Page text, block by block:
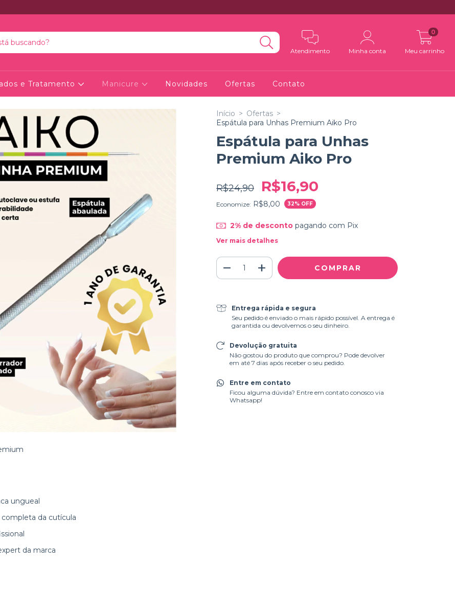
Atendimento Minha conta Meu carrinho
0
e Tratamento Manicure Novidades Ofertas Contato
ungueal
da cutícula
da marca
Início > Ofertas >
Espátula para Unhas Premium Aiko Pro
Espátula para Unhas
Premium Aiko Pro
R$24,90 R$16,90
Economize: R$8,00 32% OFF
2% de descontopagando com Pix
Ver mais detalhes
Entrega rápida e segura
Seu pedido é enviado o mais rápido possível. A entrega é
garantida ou devolvemos o seu dinheiro.
Devolução gratuita
Não gostou do produto que comprou? Pode devolver
em até 7 dias após receber o seu pedido.
Entre em contato
Ficou alguma dúvida? Entre em contato conosco via
Whatsapp!